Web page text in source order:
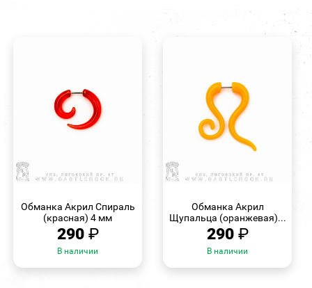
Обманка Акрил Спираль
(красная) 4 мм
290 ₽
В наличии
Обманка Акрил
Щупальца (оранжевая)...
290 ₽
В наличии